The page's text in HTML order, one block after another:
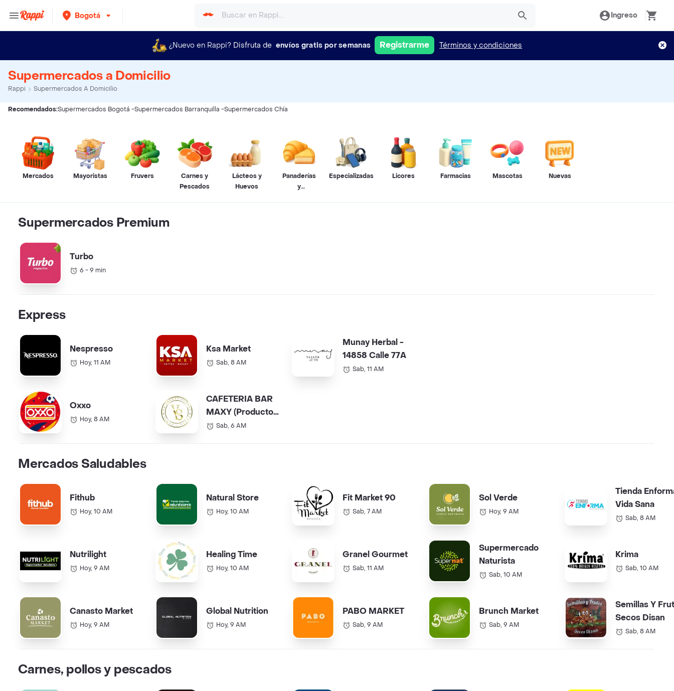
Bogotá Ingreso
¿Nuevo en Rappi? Disfruta de envíos gratis por semanas Registrarme Términos y condiciones
Supermercados a Domicilio
Rappi Supermercados A Domicilio
Recomendados:Supermercados Bogotá -Supermercados Barranquilla -Supermercados Chía
Mercados Mayoristas Fruvers
Carnes y
Pescados
Lácteos y
Huevos
Panaderías
y
Especializadas Licores Farmacias Mascotas Nuevas
Supermercados Premium
Turbo
6 - 9 min
Express
Nespresso
Hoy, 11 AM
Oxxo
Hoy, 8 AM
Ksa Market
Sab, 8 AM
CAFETERIA BAR
MAXY (Productos
COL.).
Sab, 6 AM
Munay Herbal -
14858 Calle 77A
Sab, 11 AM
Mercados Saludables
Fithub
Hoy, 10 AM
Nutrilight
Hoy, 9 AM
Canasto Market
Hoy, 9 AM
Natural Store
Hoy, 10 AM
Healing Time
Hoy, 10 AM
Global Nutrition
Hoy, 9 AM
Fit Market 90
Sab, 7 AM
Granel Gourmet
Sab, 11 AM
PABO MARKET
Sab, 9 AM
Sol Verde
Hoy, 9 AM
Supermercado
Naturista
Sab, 10 AM
Brunch Market
Sab, 9 AM
Tienda
Vida Sana
Sab, 8 AM
Krima
Sab, 10 AM
Semillas Y
Secos Disan
Sab, 8 AM
Carnes, pollos y pescados